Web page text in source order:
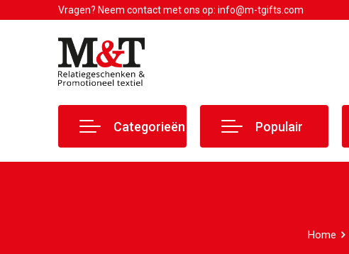
Vragen? Neem contact met ons op: info@m-tgifts.com
Categorieën Populair
Home